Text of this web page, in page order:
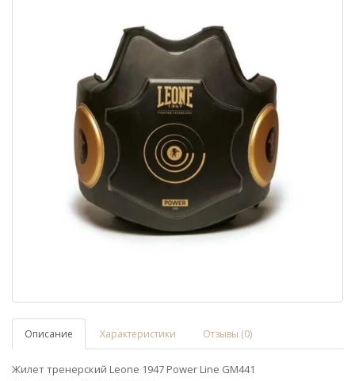
Описание Характеристики Отзывы (0)
Жилет тренерский Leone 1947 Power Line GM441